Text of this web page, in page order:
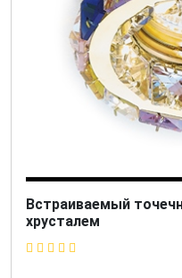
Встраиваемый
хрусталем